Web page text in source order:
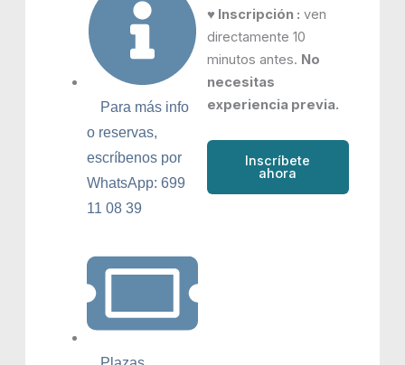
Para más info
o reservas,
escríbenos por
WhatsApp: 699
11 08 39
♥ Inscripción : ven
directamente 10
minutos antes. No
necesitas
experiencia previa.
Inscríbete
ahora